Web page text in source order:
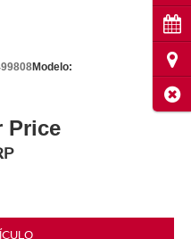
Modelo:
Price